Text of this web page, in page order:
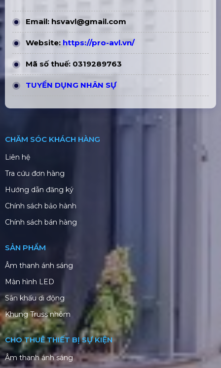
Email: hsvavl@gmail.com
Website: https://pro-avl.vn/
Mã số thuế: 0319289763
TUYỂN DỤNG NHÂN SỰ
CHĂM SÓC KHÁCH HÀNG
Liên hệ
Tra cứu đơn hàng
Hướng dẫn đăng ký
Chính sách bảo hành
Chính sách bán hàng
SẢN PHẨM
Âm thanh ánh sáng
Màn hình LED
Sân khấu di động
Khung Truss nhôm
CHO THUÊ THIẾT BỊ SỰ KIỆN
Âm thanh ánh sáng